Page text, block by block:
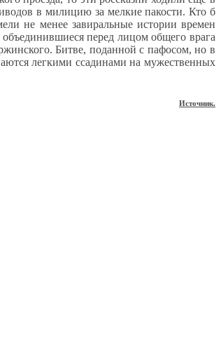
в милицию за мелкие пакости. Кто б
не менее завиральные истории времен
перед лицом общего врага
Битве, поданной с пафосом, но в
легкими ссадинами на мужественных
Источник.